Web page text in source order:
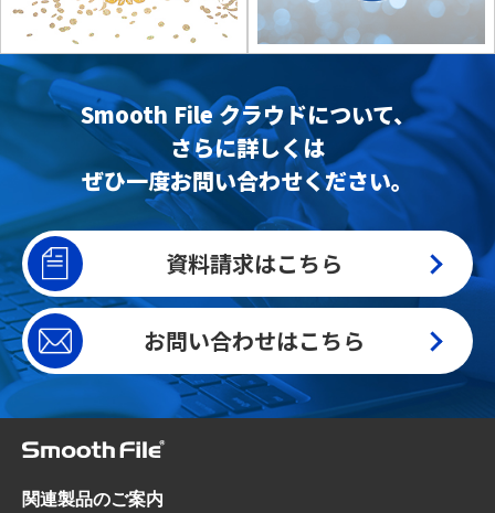
Smooth File クラウドについて、
さらに詳しくは
ぜひ一度お問い合わせください。
資料請求はこちら
お問い合わせはこちら
関連製品のご案内